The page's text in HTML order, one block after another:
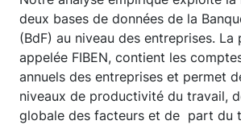
deux bases de données de la
(BdF) au niveau des entreprises. La
appelée FIBEN, contient les
annuels des entreprises et permet
niveaux de productivité du travail,
globale des facteurs et de part du